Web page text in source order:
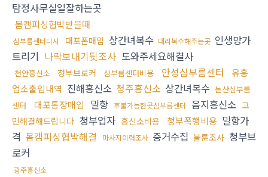
탐정사무실일잘하는곳
몸캠피싱협박받을때
심부름센터디시 대포폰매입 상간녀복수 대리복수해주는곳 인생망가
트리기 나락보내기뒷조사 도와주세요해결사
천안흥신소 청부브로커 심부름센터비용 안성심부름센터
유흥
업소출입내역 진해흥신소 청주흥신소 상간녀복수 논산심부름
센터
대포통장매입 밀항 후불가능한곳심부름센터 음지흥신소 고
민해결해드립니다 청부업자 흥신소비용 청부폭행비용 밀항가
격 몸캠피싱협박해결 마사지이력조사 증거수집 불륜조사 청부브
로커
광주흥신소